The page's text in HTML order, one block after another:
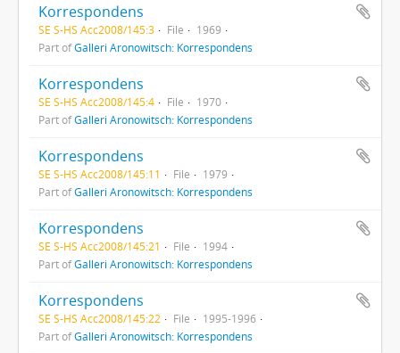
Korrespondens
SE S-HS Acc2008/145:3 File
1969
Part ofGalleri Aronowitsch: Korrespondens
Korrespondens
SE S-HS Acc2008/145:4 File
1970
Part ofGalleri Aronowitsch: Korrespondens
Korrespondens
SE S-HS Acc2008/145:11 File
1979
Part ofGalleri Aronowitsch: Korrespondens
Korrespondens
SE S-HS Acc2008/145:21 File
1994
Part ofGalleri Aronowitsch: Korrespondens
Korrespondens
SE S-HS Acc2008/145:22 File
1995-1996
Part ofGalleri Aronowitsch: Korrespondens